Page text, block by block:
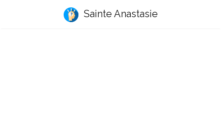
Sainte Anastasie